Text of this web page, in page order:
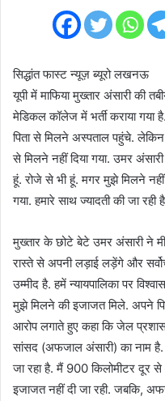
सिद्धांत फास्ट न्यूज़ ब्यूरो लखनऊ
यूपी में माफिया मुख्तार अंसारी की
मेडिकल कॉलेज में भर्ती कराया
पिता से मिलने अस्पताल पहुंचे.
से मिलने नहीं दिया गया. उमर
हूं. रोजे से भी हूं. मगर मुझे मिलने
गया. हमारे साथ ज्यादती की जा रही
मुख्तार के छोटे बेटे उमर अंसारी ने
रास्ते से अपनी लड़ाई लड़ेंगे और
उम्मीद है. हमें न्यायपालिका पर
मुझे मिलने की इजाजत मिले. अपने
आरोप लगाते हुए कहा कि जेल
सांसद (अफजाल अंसारी) का नाम है.
जा रहा है. मैं 900 किलोमीटर दूर
इजाजत नहीं दी जा रही. जबकि,